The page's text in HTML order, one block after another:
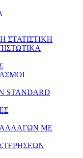
ΣΤΑΤΙΣΤΙΚΗ
STANDARD
ΜΕ